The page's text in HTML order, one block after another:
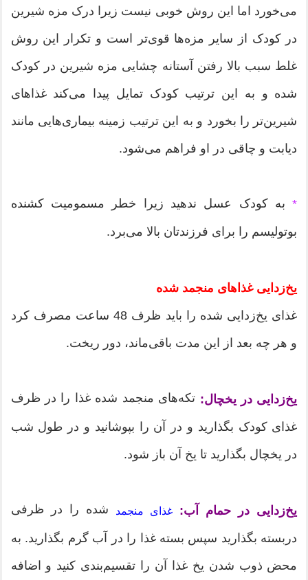
می‌خورد اما این روش خوبی نیست زیرا درک مزه شیرین
در کودک از سایر مزه‌ها قوی‌تر است و تکرار این روش
غلط سبب بالا رفتن آستانه چشایی مزه شیرین در کودک
شده و به این ترتیب کودک تمایل پیدا می‌کند غذاهای
شیرین‌‌تر را بخورد و به این ترتیب زمینه بیماری‌هایی مانند
دیابت و چاقی در او فراهم می‌شود.
*به کودک عسل ندهید زیرا خطر مسمومیت کشنده
بوتولیسم را برای فرزندتان بالا می‌برد.
یخ‌زدایی غذاهای منجمد شده
غذای یخ‌زدایی شده را باید ظرف 48 ساعت مصرف کرد
و هر چه بعد از این مدت باقی‌ماند، دور ریخت.
یخ‌زدایی در یخچال: تکه‌های منجمد شده غذا را در ظرف
غذای کودک بگذارید و در آن را بپوشانید و در طول شب
در یخچال بگذارید تا یخ آن باز شود.
یخ‌زدایی در حمام آب: غذای منجمد شده را در ظرفی
دربسته بگذارید سپس بسته غذا را در آب گرم بگذارید. به
محض ذوب شدن یخ غذا آن را تقسیم‌بندی کنید و اضافه